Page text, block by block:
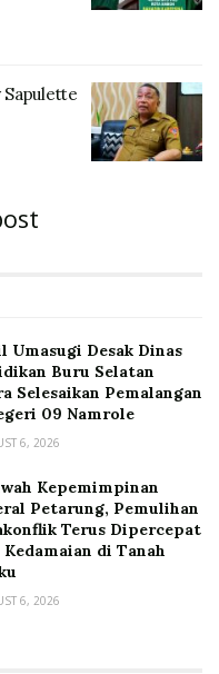
Sapulette
Umasugi Desak Dinas
Buru Selatan
Selesaikan Pemalangan
09 Namrole
6, 2026
Kepemimpinan
Petarung, Pemulihan
Terus Dipercepat
Kedamaian di Tanah
6, 2026